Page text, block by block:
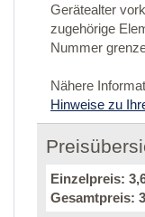
Gerätealter
zugehörige
Nummer
Nähere
Hinweise zu
Einzelpreis:
Gesamtpreis: